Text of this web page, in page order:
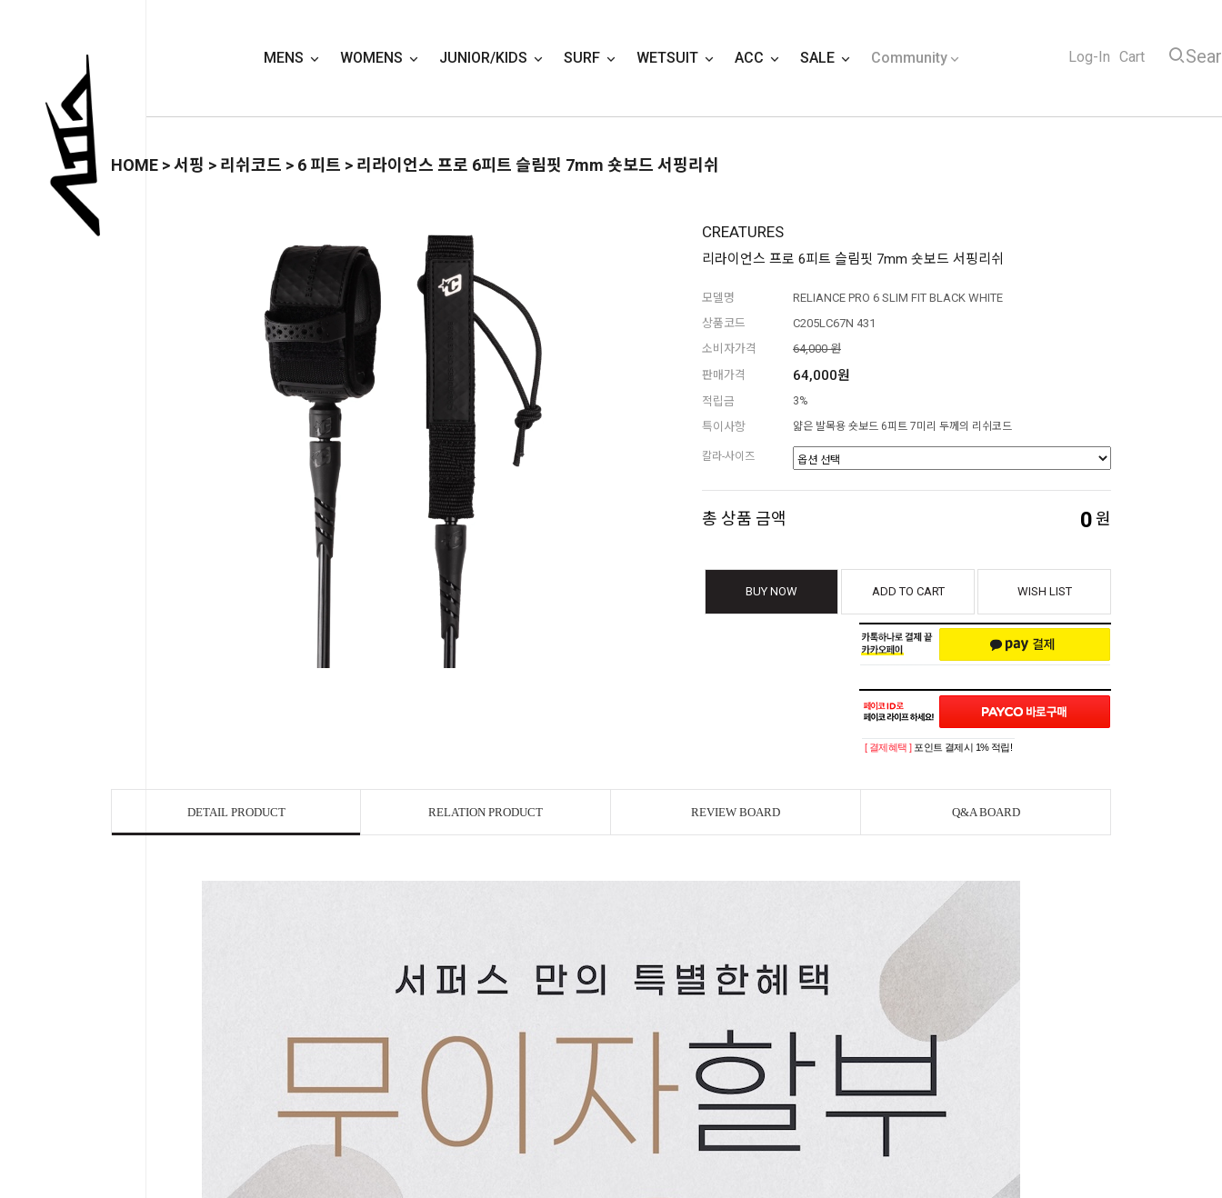
MENS WOMENS JUNIOR/KIDS SURF WETSUIT ACC SALE Community Log-In Cart
HOME >서핑 > 리쉬코드 > 6 피트 > 리라이언스 프로 6피트 슬림핏 7mm 숏보드 서핑리쉬
CREATURES
리라이언스 프로 6피트 슬림핏 7mm 숏보드 서핑리쉬
모델명
RELIANCE PRO 6 SLIM FIT BLACK WHITE
상품코드
C205LC67N 431
소비자가격
64,000 원
판매가격
64,000원
적립금 3%
특이사항 얇은 발목용 숏보드 6피트 7미리 두께의 리쉬코드
칼라-사이즈
총 상품 금액 0원
BUY NOW ADD TO CART WISH LIST
[ 결제혜택 ] 포인트 결제시 1% 적립!
DETAIL PRODUCT RELATION PRODUCT REVIEW BOARD Q&A BOARD